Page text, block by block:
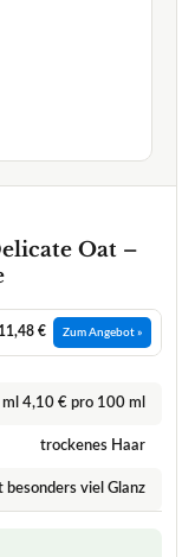
Oat –
€ Zum Angebot »
4,10 € pro 100 ml
trockenes Haar
viel Glanz